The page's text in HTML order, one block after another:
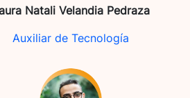
Natali Velandia Pedraza
Auxiliar de Tecnología